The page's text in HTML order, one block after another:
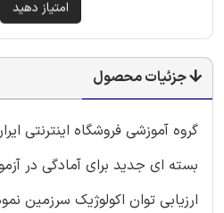
جزئیات محصول
گروه آموزشی فروشگاه اینترنتی
بسته ای جدید برای آمادگی در
ارزیابی توان اکولوژیک سرزمین